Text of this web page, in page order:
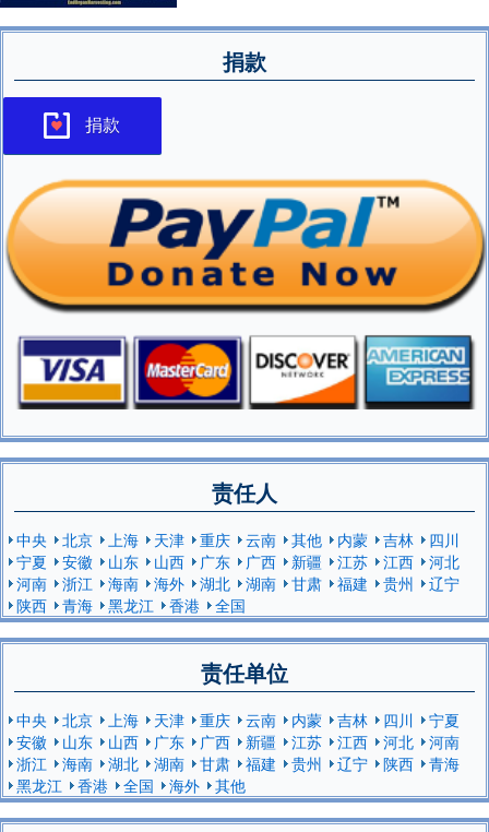
捐款
捐款
责任人
中央 北京 上海 天津 重庆 云南 其他 内蒙 吉林
四川
宁夏
安徽 山东 山西 广东 广西 新疆 江苏 江西
河北
河南
浙江 海南 海外 湖北 湖南 甘肃 福建 贵州
辽宁
陕西
青海 黑龙江 香港 全国
责任单位
中央 北京 上海 天津 重庆 云南 内蒙 吉林 四川
宁夏
安徽
山东 山西 广东 广西 新疆 江苏 江西 河北
河南
浙江
海南 湖北 湖南 甘肃 福建 贵州 辽宁 陕西
青海
黑龙江
香港 全国 海外 其他